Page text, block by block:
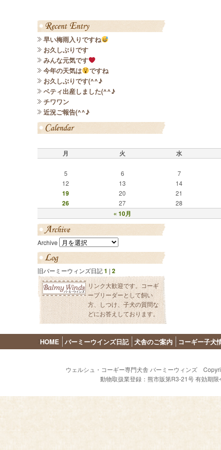
早い梅雨入りですね
お久しぶりです
みんな元気です
今年の天気は
ですね
お久しぶりです(^^♪
ベティ出産しました(^^♪
チワワン
近況ご報告(^^♪
月 火 水
« 10月
5 6
7
12
13 14
19 20 21
26 27 28
Archive
旧バーミーウィンズ日記1 | 2
リンク大歓迎です。コーギ
ーブリーダーとして飼い
方、しつけ、子犬の質問な
どにお答えしております。
HOME バーミーウインズ日記 犬舎のご案内 コーギー子犬
ウェルシュ・コーギー専門犬舎 バーミーウィンズ
動物取扱業登録：熊市販第R3-21号 有効期